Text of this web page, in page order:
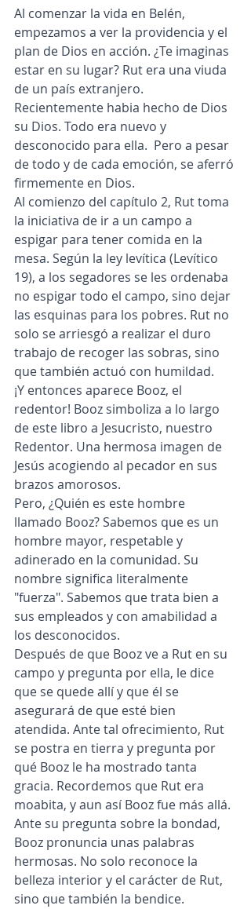
Al comenzar la vida en Belén,
empezamos a ver la providencia y el
plan de Dios en acción. ¿Te imaginas
estar en su lugar? Rut era una viuda
de un país extranjero.
Recientemente habia hecho de Dios
su Dios. Todo era nuevo y
desconocido para ella.  Pero a pesar
de todo y de cada emoción, se aferró
firmemente en Dios.
Al comienzo del capítulo 2, Rut toma
la iniciativa de ir a un campo a
espigar para tener comida en la
mesa. Según la ley levítica (Levítico
19), a los segadores se les ordenaba
no espigar todo el campo, sino dejar
las esquinas para los pobres. Rut no
solo se arriesgó a realizar el duro
trabajo de recoger las sobras, sino
que también actuó con humildad.
¡Y entonces aparece Booz, el
redentor! Booz simboliza a lo largo
de este libro a Jesucristo, nuestro
Redentor. Una hermosa imagen de
Jesús acogiendo al pecador en sus
brazos amorosos.
Pero, ¿Quién es este hombre
llamado Booz? Sabemos que es un
hombre mayor, respetable y
adinerado en la comunidad. Su
nombre significa literalmente
"fuerza". Sabemos que trata bien a
sus empleados y con amabilidad a
los desconocidos.
Después de que Booz ve a Rut en su
campo y pregunta por ella, le dice
que se quede allí y que él se
asegurará de que esté bien
atendida. Ante tal ofrecimiento, Rut
se postra en tierra y pregunta por
qué Booz le ha mostrado tanta
gracia. Recordemos que Rut era
moabita, y aun así Booz fue más allá.
Ante su pregunta sobre la bondad,
Booz pronuncia unas palabras
hermosas. No solo reconoce la
belleza interior y el carácter de Rut,
sino que también la bendice.